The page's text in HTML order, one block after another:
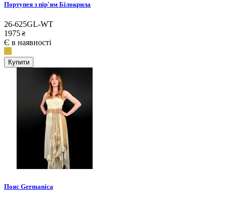
Портупея з пір'ям Білокрила
26-625GL-WT
1975 ₴
Є в наявності
Купити
Пояс Germanica